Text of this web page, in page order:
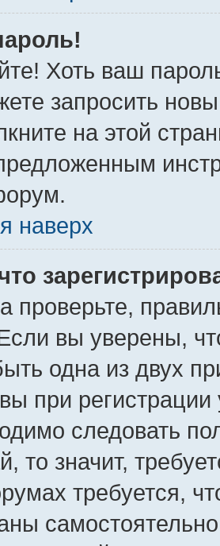
Хоть ваш
запросить
на этой
наверх
проверьте,
вы уверены,
одна из двух
при
следовать
то значит,
требуется,